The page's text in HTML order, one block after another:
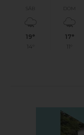
SÁB
19°
14°
DOM
17°
11°